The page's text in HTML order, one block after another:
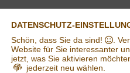
Weltladen in
DATENSCHUTZ-
Schön, dass Sie da sind!
.
Website für Sie interessanter
jetzt, was Sie aktivieren
jederzeit neu wählen.